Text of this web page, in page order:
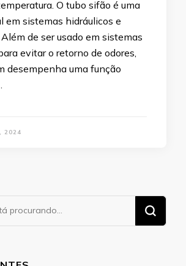
O tubo sifão é uma
em sistemas hidráulicos e
de ser usado em sistemas
evitar o retorno de odores,
desempenha uma função
2024